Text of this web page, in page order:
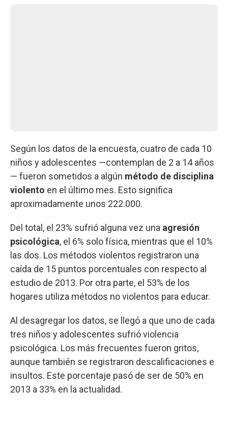
Según los datos de la encuesta, cuatro de cada 10
niños y adolescentes —contemplan de 2 a 14 años
— fueron sometidos a algún método de disciplina
violento en el último mes. Esto significa
aproximadamente unos 222.000.
Del total, el 23% sufrió alguna vez una agresión
psicológica, el 6% solo física, mientras que el 10%
las dos. Los métodos violentos registraron una
caída de 15 puntos porcentuales con respecto al
estudio de 2013. Por otra parte, el 53% de los
hogares utiliza métodos no violentos para educar.
Al desagregar los datos, se llegó a que uno de cada
tres niños y adolescentes sufrió violencia
psicológica. Los más frecuentes fueron gritos,
aunque también se registraron descalificaciones e
insultos. Este porcentaje pasó de ser de 50% en
2013 a 33% en la actualidad.